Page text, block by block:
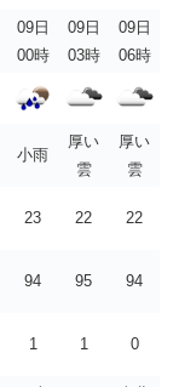
09日
00時
09日
03時
09日
06時
小雨
厚い
雲
厚い
雲
23 22 22
94 95 94
1 1 0